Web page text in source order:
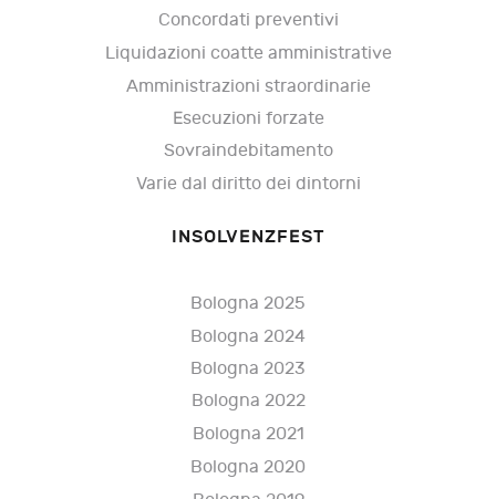
Concordati preventivi
Liquidazioni coatte amministrative
Amministrazioni straordinarie
Esecuzioni forzate
Sovraindebitamento
Varie dal diritto dei dintorni
INSOLVENZFEST
Bologna 2025
Bologna 2024
Bologna 2023
Bologna 2022
Bologna 2021
Bologna 2020